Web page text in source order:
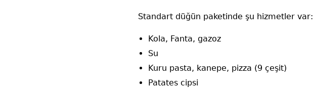
Standart düğün paketinde şu hizmetler var:
Kola, Fanta, gazoz
Su
Kuru pasta, kanepe, pizza (9 çeşit)
Patates cipsi